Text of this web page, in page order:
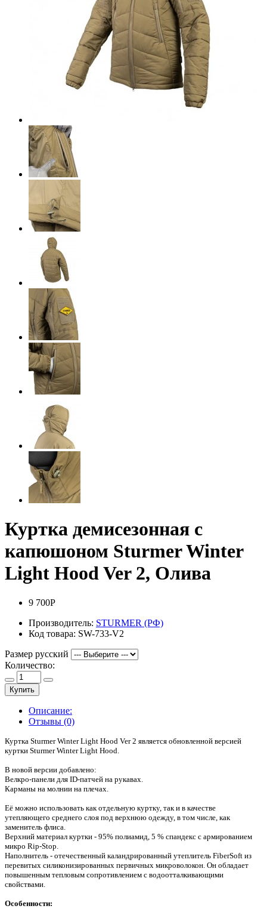
Куртка демисезонная с
капюшоном Sturmer Winter
Light Hood Ver 2, Олива
9 700Р
Производитель: STURMER (РФ)
Код товара: SW-733-V2
Размер русский
Количество:
Купить
Описание:
Отзывы (0)
Куртка Sturmer Winter Light Hood Ver 2 является обновленной версией
куртки Sturmer Winter Light Hood.
В новой версии добавлено:
Велкро-панели для ID-патчей на рукавах.
Карманы на молнии на плечах.
Её можно использовать как отдельную куртку, так и в качестве
утепляющего среднего слоя под верхнюю одежду, в том числе, как
заменитель флиса.
Верхний материал куртки - 95% полиамид, 5 % спандекс с армированием
микро Rip-Stop.
Наполнитель - отечественный каландрированный утеплитель FiberSoft из
перевитых силиконизированных первичных микроволокон. Он обладает
повышенным тепловым сопротивлением с водоотталкивающими
свойствами.
Особенности: